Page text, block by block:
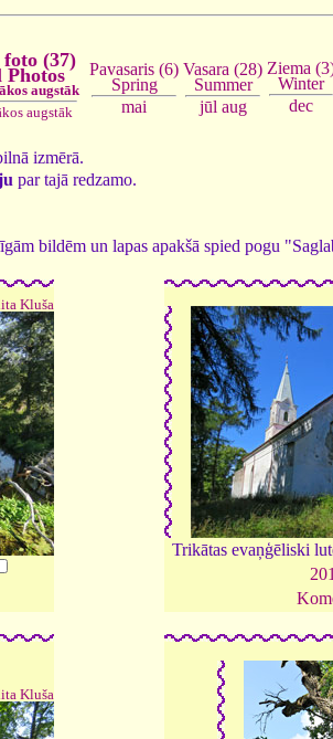
(37)
Photos
augstāk
augstāk
Pavasaris (6)
Spring
mai
Vasara (28)
Summer
jūl aug
Ziema
Winter
dec
izmērā.
par tajā redzamo.
bildēm un lapas apakšā spied pogu
Kluša
Trikātas evaņģēliski
Kluša